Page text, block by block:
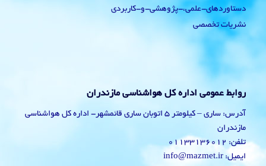
دستاوردهای-علمی،-پژوهشی-و-کاربردی
نشریات تخصصی
روابط عمومی اداره کل هواشناسی مازندران
آدرس: ساری – کیلومتر 5 اتوبان ساری قائمشهر- اداره کل هواشناسی
مازندران
تلفن: 01133136012
ایمیل: info@mazmet.ir